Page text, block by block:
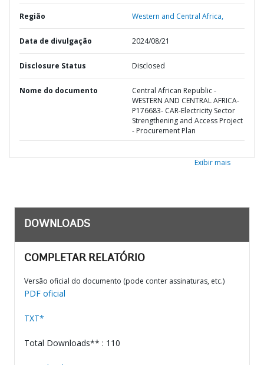
Região Western and Central Africa,
Data de divulgação 2024/08/21
Disclosure Status Disclosed
Nome do documento
Central African Republic -
WESTERN AND CENTRAL AFRICA-
P176683- CAR-Electricity Sector
Strengthening and Access Project
- Procurement Plan
Exibir mais
DOWNLOADS
COMPLETAR RELATÓRIO
Versão oficial do documento (pode conter assinaturas, etc.)
PDF oficial
TXT*
Total Downloads** : 110